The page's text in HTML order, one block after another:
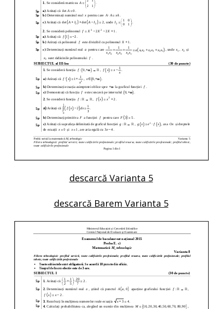
descarcă Varianta 5
descarcă Barem Varianta 5